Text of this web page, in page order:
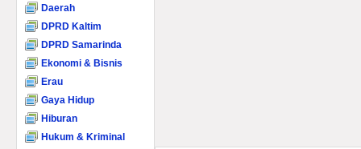
Daerah
DPRD Kaltim
DPRD Samarinda
Ekonomi & Bisnis
Erau
Gaya Hidup
Hiburan
Hukum & Kriminal